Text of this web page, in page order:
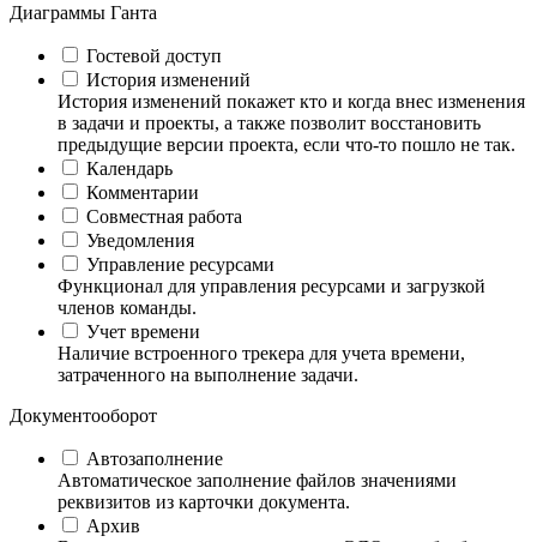
Диаграммы Ганта
Гостевой доступ
История изменений
История изменений покажет кто и когда внес изменения
в задачи и проекты, а также позволит восстановить
предыдущие версии проекта, если что-то пошло не так.
Календарь
Комментарии
Совместная работа
Уведомления
Управление ресурсами
Функционал для управления ресурсами и загрузкой
членов команды.
Учет времени
Наличие встроенного трекера для учета времени,
затраченного на выполнение задачи.
Документооборот
Автозаполнение
Автоматическое заполнение файлов значениями
реквизитов из карточки документа.
Архив